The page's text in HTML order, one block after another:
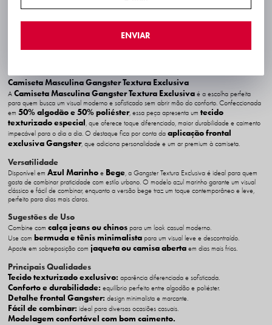
Camiseta Masculina Gangster Textura Exclusiva
ACamiseta Masculina Gangster Textura Exclusiva é a escolha perfeita
para quem busca um visual moderno e sofisticado sem abrir mão do conforto. Confeccionada
em50% algodão e 50% poliéster, essa peça apresenta umtecido
texturizado especial, que oferece toque diferenciado, maior durabilidade e caimento
impecável para o dia a dia. O destaque fica por conta daaplicação frontal
exclusiva Gangster, que adiciona personalidade e um ar premium à camiseta.
Versatilidade
Disponível emAzul Marinho e Bege, a Gangster Textura Exclusiva é ideal para quem
gosta de combinar praticidade com estilo urbano. O modelo azul marinho garante um visual
clássico e fácil de combinar, enquanto a versão bege traz um toque contemporâneo e leve,
perfeito para dias mais claros.
Sugestões de Uso
Combine comcalça jeans ou chinos para um look casual moderno.
Use com bermuda e tênis minimalista para um visual leve e descontraído.
Aposte em sobreposição com jaqueta ou camisa aberta em dias mais frios.
Principais Qualidades
Tecido texturizado exclusivo: aparência diferenciada e sofisticada.
Conforto e durabilidade: equilíbrio perfeito entre algodão e poliéster.
Detalhe frontal Gangster: design minimalista e marcante.
Fácil de combinar: ideal para diversas ocasiões casuais.
Modelagem confortável com bom caimento.
ENVIAR